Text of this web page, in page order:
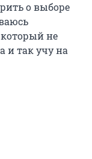
о выборе
не
и так учу на